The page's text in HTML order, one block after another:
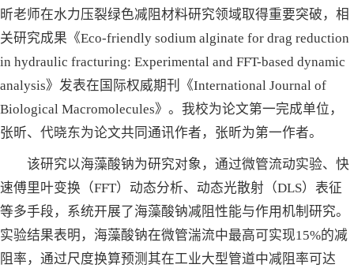
昕老师在水力压裂绿色减阻材料研究领域取得重要突破，相
关研究成果《Eco-friendly sodium alginate for drag reduction
in hydraulic fracturing: Experimental and FFT-based dynamic
analysis》发表在国际权威期刊《International Journal of
Biological Macromolecules》。我校为论文第一完成单位，
张昕、代晓东为论文共同通讯作者，张昕为第一作者。
该研究以海藻酸钠为研究对象，通过微管流动实验、快
速傅里叶变换（FFT）动态分析、动态光散射（DLS）表征
等多手段，系统开展了海藻酸钠减阻性能与作用机制研究。
实验结果表明，海藻酸钠在微管湍流中最高可实现15%的减
阻率，通过尺度换算预测其在工业大型管道中减阻率可达